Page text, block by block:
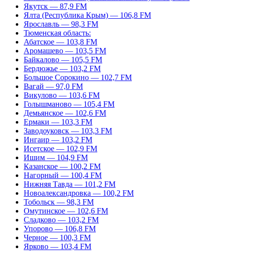
Якутск — 87,9 FM
Ялта (Республика Крым) — 106,8 FM
Ярославль — 98,3 FM
Тюменская область:
Абатское — 103,8 FM
Аромашево — 103,5 FM
Байкалово — 105,5 FM
Бердюжье — 103,2 FM
Большое Сорокино — 102,7 FM
Вагай — 97,0 FM
Викулово — 103,6 FM
Голышманово — 105,4 FM
Демьянское — 102,6 FM
Ермаки — 103,3 FM
Заводоуковск — 103,3 FM
Ингаир — 103,2 FM
Исетское — 102,9 FM
Ишим — 104,9 FM
Казанское — 100,2 FM
Нагорный — 100,4 FM
Нижняя Тавда — 101,2 FM
Новоалександровка — 100,2 FM
Тобольск — 98,3 FM
Омутинское — 102,6 FM
Сладково — 103,2 FM
Упорово — 106,8 FM
Черное — 100,3 FM
Ярково — 103,4 FM